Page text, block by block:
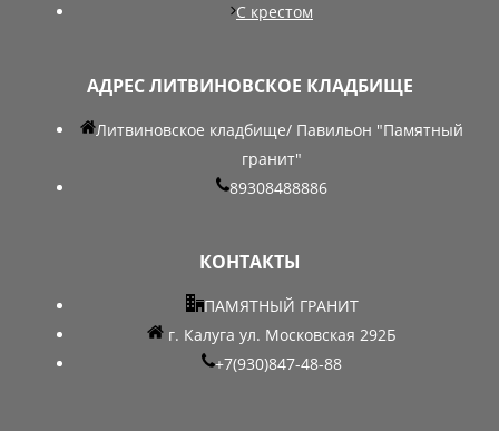
С крестом
АДРЕС ЛИТВИНОВСКОЕ КЛАДБИЩЕ
Литвиновское кладбище/ Павильон "Памятный
гранит"
89308488886
КОНТАКТЫ
ПАМЯТНЫЙ ГРАНИТ
г. Калуга ул. Московская 292Б
+7(930)847-48-88